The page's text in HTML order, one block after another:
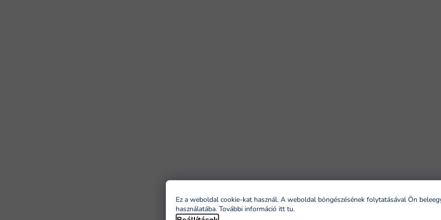
Ez a weboldal cookie-kat használ. A weboldal böngészésének folytatásával Ön
használatába. További információ itt tu.